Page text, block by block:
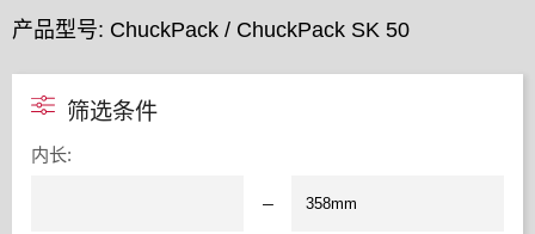
产品型号: ChuckPack / ChuckPack SK 50
筛选条件
内长:
–